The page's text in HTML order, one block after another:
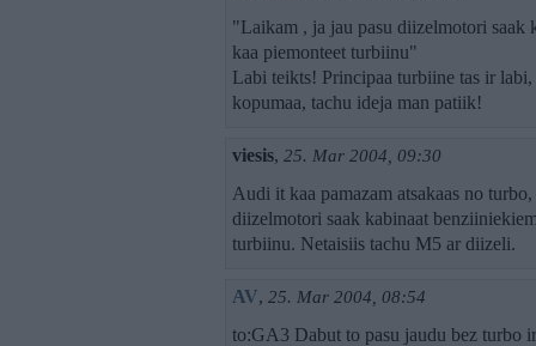
"Laikam , ja jau pasu diizelmotori saak
kaa piemonteet turbiinu"
Labi teikts! Principaa turbiine tas ir
kopumaa, tachu ideja man patiik!
viesis, 25. Mar 2004, 09:30
Audi it kaa pamazam atsakaas no
diizelmotori saak kabinaat
turbiinu. Netaisiis tachu M5 ar diizeli.
AV, 25. Mar 2004, 08:54
to:GA3 Dabut to pasu jaudu bez turbo